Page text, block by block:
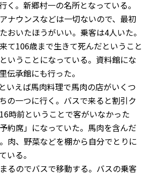
く。新郷村一の名所となっている。
ナウンスなどは一切ないので、最初
おいたほうがいい。乗客は4人いた。
て106歳まで生きて死んだということ
いうことになっている。資料館にな
伝承館にも行った。
いえば馬肉料理で馬肉の店がいくつ
の一つに行く。バスで来ると割引ク
時前ということで客がいなかった
約席」になっていた。馬肉を含んだ
肉、野菜などを棚から自分でとりに
いる。
るのでバスで移動する。バスの乗客